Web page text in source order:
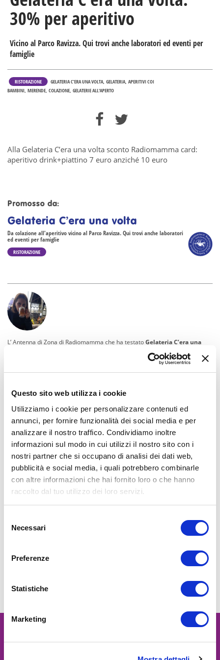
Questo sito web utilizza i cookie
Utilizziamo i cookie per personalizzare contenuti ed
annunci, per fornire funzionalità dei social media e per
analizzare il nostro traffico. Condividiamo inoltre
informazioni sul modo in cui utilizzi il nostro sito con i
nostri partner che si occupano di analisi dei dati web,
pubblicità e social media, i quali potrebbero combinarle
con altre informazioni che hai fornito loro o che hanno
raccolto dal tuo utilizzo dei loro servizi.
delNecessari
Preferenze
Statistiche
Marketing
30% per aperitivo
Vicino al Parco Ravizza. Qui trovi anche laboratori ed eventi per
famiglie
RISTORAZIONE GELATERIA C’ERA UNA VOLTA GELATERIA APERITIVI COI
BAMBINI MERENDE COLAZIONE GELATERIE ALL'APERTO
Alla Gelateria C’era una volta sconto Radiomamma card:
aperitivo drink+piattino 7 euro anziché 10 euro
Promosso da:
Gelateria C’era una volta
Da colazione all'aperitivo vicino al Parco Ravizza. Qui trovi anche laboratori
ed eventi per famiglie
RISTORAZIONE
L’ Antenna di Zona di Radiomamma che ha testatoGelateria C’era una